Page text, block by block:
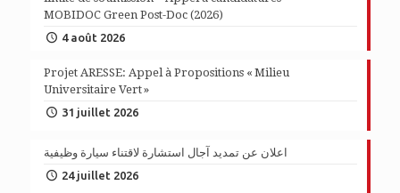
MOBIDOC Green Post-Doc (2026)
4 août 2026
Projet ARESSE: Appel à Propositions « Milieu
Universitaire Vert »
31 juillet 2026
اعلان عن تمديد آجال استشارة لاقتناء سيارة وظيفية
24 juillet 2026